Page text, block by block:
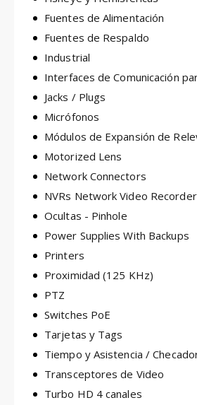
Fuentes de Alimentación
Fuentes de Respaldo
Industrial
Interfaces de Comunicación
Jacks / Plugs
Micrófonos
Módulos de Expansión de
Motorized Lens
Network Connectors
NVRs Network Video
Ocultas - Pinhole
Power Supplies With Backups
Printers
Proximidad (125 KHz)
PTZ
Switches PoE
Tarjetas y Tags
Tiempo y Asistencia /
Transceptores de Video
Turbo HD 4 canales